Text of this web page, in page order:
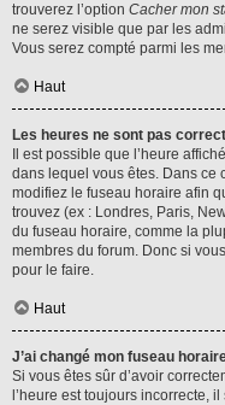
trouverez l’option Cacher mon
ne serez visible que par les
Vous serez compté parmi les
Haut
Les heures ne sont pas
Il est possible que l’heure
dans lequel vous êtes. Dans ce
modifiez le fuseau horaire afin
trouvez (ex : Londres, Paris,
du fuseau horaire, comme la
membres du forum. Donc si
pour le faire.
Haut
J’ai changé mon fuseau
Si vous êtes sûr d’avoir
l’heure est toujours incorrecte,